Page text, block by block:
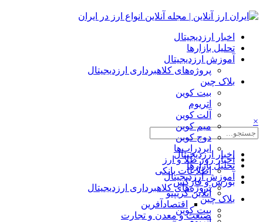
اخبار ارزدیجیتال
تحلیل بازارها
آموزش ارزدیجیتال
پروژه‌های کلاهبرداری ارزدیجیتال
بلاک چین
بیت کوین
اتریوم
آلت کوین
میم کوین‌
دوج کوین
ایردراپ‌ها
اخبار روز طلا و ارز
اطلاعات بانکی
بورس و فارکس
آنلاین کریپتو
اقتصادآفرین
صنعت و معدن و تجارت
×
اخبار ارزدیجیتال
تحلیل بازارها
آموزش ارزدیجیتال
پروژه‌های کلاهبرداری ارزدیجیتال
بلاک چین
بیت کوین